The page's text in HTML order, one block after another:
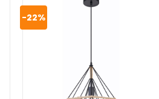
-22%